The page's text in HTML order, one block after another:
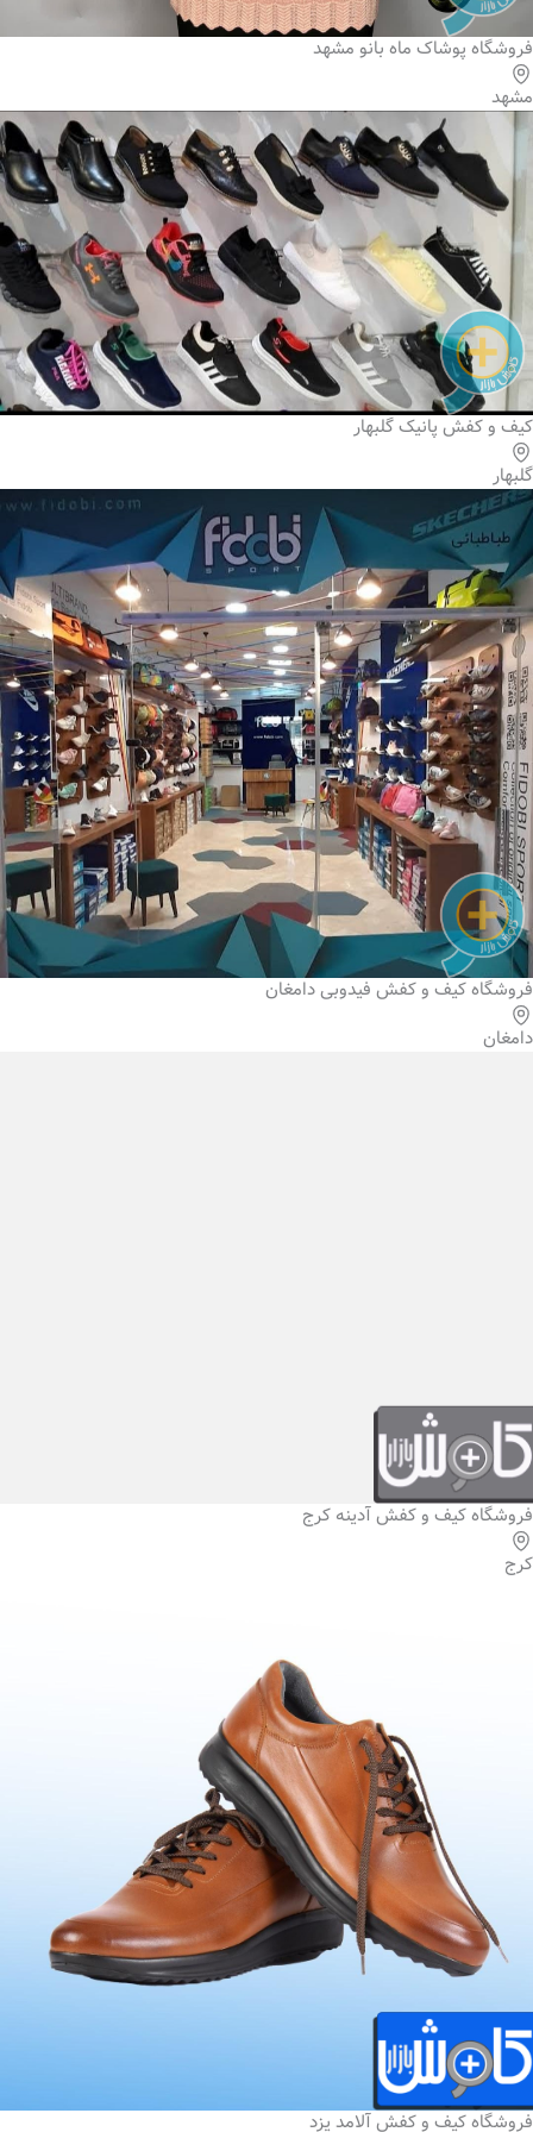
فروشگاه پوشاک ماه بانو مشهد
مشهد
کیف و کفش پانیک گلبهار
گلبهار
فروشگاه کیف و کفش فیدوبی دامغان
دامغان
فروشگاه کیف و کفش آدینه کرج
کرج
فروشگاه کیف و کفش آلامد یزد